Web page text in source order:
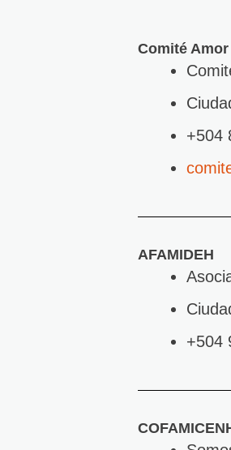
Comité Amor
+504
AFAMIDEH
+504